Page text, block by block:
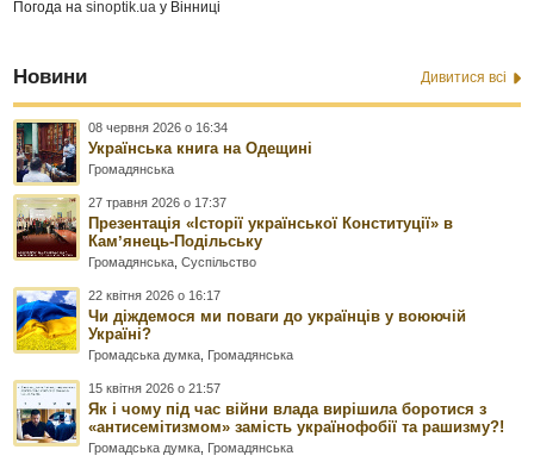
Погода наsinoptik.ua у Вінниці
Новини Дивитися всі
08 червня 2026 о 16:34
Українська книга на Одещині
Громадянська
27 травня 2026 о 17:37
Презентація «Історії української Конституції» в
Камʼянець-Подільську
Громадянська ,Суспільство
22 квітня 2026 о 16:17
Чи діждемося ми поваги до українців у воюючій
Україні?
Громадська думка Громадянська
15 квітня 2026 о 21:57
Як і чому під час війни влада вирішила боротися з
«антисемітизмом» замість українофобії та рашизму?!
Громадська думка Громадянська